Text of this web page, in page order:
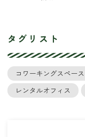
タグリスト
コワーキングスペース
レンタルオフィス